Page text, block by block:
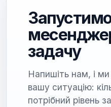
задачу
Напишіть нам, і
вашу ситуацію:
потрібний рівень